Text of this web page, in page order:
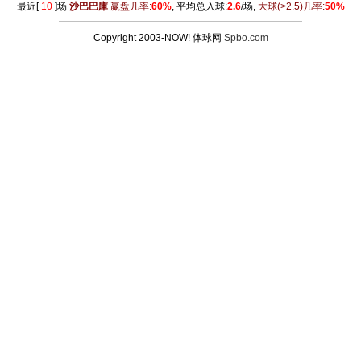
最近[ 10]场 沙巴巴庫赢盘几率:60%, 平均总入球:2.6/场, 大球(>2.5)几率:50%
Copyright 2003-NOW! 体球网 Spbo.com